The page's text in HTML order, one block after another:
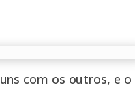
com os outros, e o